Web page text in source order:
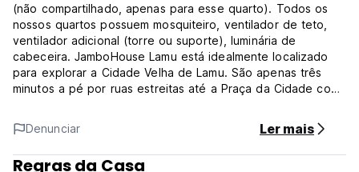
(não compartilhado, apenas para esse quarto). Todos os
nossos quartos possuem mosquiteiro, ventilador de teto,
ventilador adicional (torre ou suporte), luminária de
cabeceira. JamboHouse Lamu está idealmente localizado
para explorar a Cidade Velha de Lamu. São apenas três
minutos a pé por ruas estreitas até a Praça da Cidade com
vista da cidade de Lamu, da parte interior e do nascer do
sol. Não somos um resort 5 estrelas, mas oferecemos
quartos limpos com preços justos. Nossa Tarifa Standard é
sem café da manhã, nossa Tarifa Bed & Breakfast inclui
Denunciar Ler mais
Regras da Casa